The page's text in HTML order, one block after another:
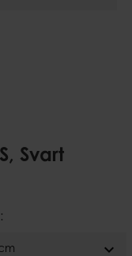
Svart
expand_more